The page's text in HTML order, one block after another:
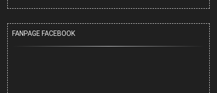
FANPAGE FACEBOOK